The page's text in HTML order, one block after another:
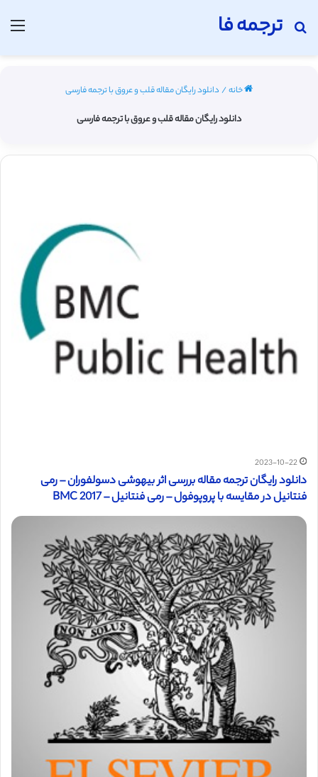
ترجمه فا
جستجو برای
خانه/ دانلود رایگان مقاله قلب و عروق با ترجمه فارسی
دانلود رایگان مقاله قلب و عروق با ترجمه فارسی
2023-10-22
دانلود رایگان ترجمه مقاله بررسی اثر بیهوشی دسولفوران – رمی
فنتانیل در مقایسه با پروپوفول – رمی فنتانیل – BMC 2017